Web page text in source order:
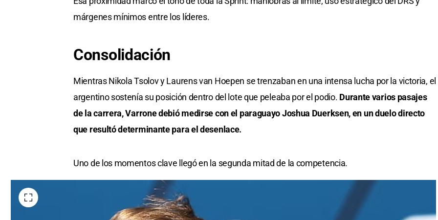
márgenes mínimos entre los líderes.
Consolidación
Mientras Nikola Tsolov y Laurens van Hoepen se trenzaban en una intensa lucha por la victoria, el
argentino sostenía su posición dentro del lote que peleaba por el podio. Durante varios pasajes
de la carrera, Varrone debió medirse con el paraguayo Joshua Duerksen, en un duelo directo
que resultó determinante para el desenlace.
Uno de los momentos clave llegó en la segunda mitad de la competencia.